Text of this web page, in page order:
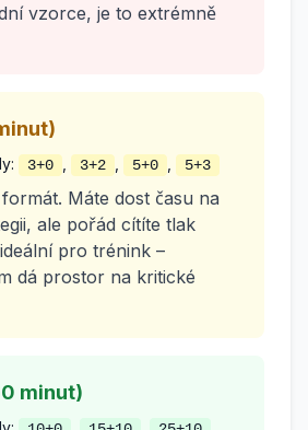
vzorce, je to extrémně
3+0 3+2 5+0 5+3
Máte dost času na
ale pořád cítíte tlak
pro trénink –
dá prostor na kritické
minut)